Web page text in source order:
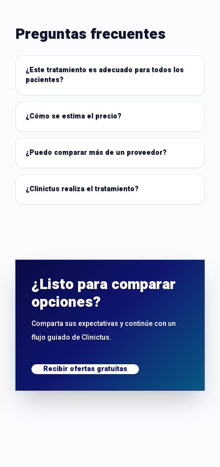
Preguntas frecuentes
¿Este tratamiento es adecuado para todos los
pacientes?
¿Cómo se estima el precio?
¿Puedo comparar más de un proveedor?
¿Clinictus realiza el tratamiento?
¿Listo para comparar
opciones?
Comparta sus expectativas y continúe con un
flujo guiado de Clinictus.
Recibir ofertas gratuitas